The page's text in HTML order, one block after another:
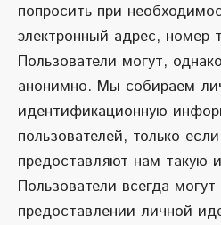
попросить при
электронный адрес, номер
Пользователи могут,
анонимно. Мы собираем
идентификационную
пользователей, только
предоставляют нам такую
Пользователи всегда могут
предоставлении личной